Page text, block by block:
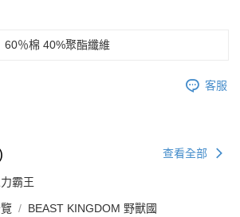
60％棉 40%聚酯纖維
客服
查看全部
霸王
BEAST KINGDOM 野獸國